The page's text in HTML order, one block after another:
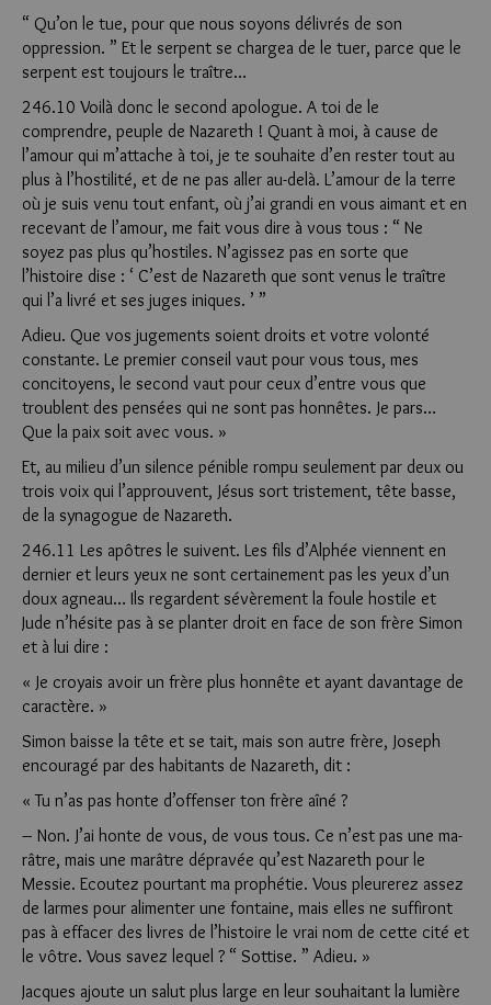
“ Qu’on le tue, pour que nous soyons délivrés de son
oppression. ” Et le serpent se chargea de le tuer, parce que le
serpent est toujours le traître…
246.10 Voilà donc le second apologue. A toi de le
comprendre, peuple de Nazareth ! Quant à moi, à cause de
l’amour qui m’attache à toi, je te souhaite d’en rester tout au
plus à l’hostilité, et de ne pas aller au-delà. L’amour de la terre
où je suis venu tout enfant, où j’ai grandi en vous aimant et en
recevant de l’amour, me fait vous dire à vous tous : “ Ne
soyez pas plus qu’hostiles. N’agissez pas en sorte que
l’histoire dise : ‘ C’est de Nazareth que sont venus le traître
qui l’a livré et ses juges iniques. ’ ”
Adieu. Que vos jugements soient droits et votre volonté
cons­tante. Le premier conseil vaut pour vous tous, mes
concitoyens, le second vaut pour ceux d’entre vous que
troublent des pensées qui ne sont pas honnêtes. Je pars…
Que la paix soit avec vous. »
Et, au milieu d’un silence pénible rompu seulement par deux ou
trois voix qui l’approuvent, Jésus sort tristement, tête basse,
de la synagogue de Nazareth.
246.11 Les apôtres le suivent. Les fils d’Alphée viennent en
dernier et leurs yeux ne sont certainement pas les yeux d’un
doux agneau… Ils regardent sévèrement la foule hostile et
Jude n’hésite pas à se planter droit en face de son frère Simon
et à lui dire :
« Je croyais avoir un frère plus honnête et ayant davantage de
caractère. »
Simon baisse la tête et se tait, mais son autre frère, Joseph
encouragé par des habitants de Nazareth, dit :
« Tu n’as pas honte d’offenser ton frère aîné ?
– Non. J’ai honte de vous, de vous tous. Ce n’est pas une ma­
râtre, mais une marâtre dépravée qu’est Nazareth pour le
Messie. Ecoutez pourtant ma prophétie. Vous pleurerez assez
de larmes pour alimenter une fontaine, mais elles ne suffiront
pas à effacer des livres de l’histoire le vrai nom de cette cité et
le vôtre. Vous savez lequel ? “ Sottise. ” Adieu. »
Jacques ajoute un salut plus large en leur souhaitant la lumière